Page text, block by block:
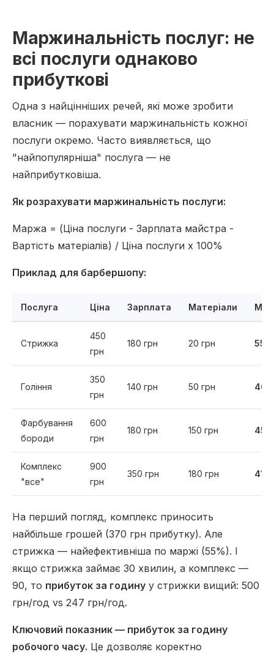
Маржинальність послуг: не
всі послуги однаково
прибуткові
Одна з найцінніших речей, які може зробити
власник — порахувати маржинальність кожної
послуги окремо. Часто виявляється, що
"найпопулярніша" послуга — не
найприбутковіша.
Як розрахувати маржинальність послуги:
Маржа = (Ціна послуги - Зарплата майстра -
Вартість матеріалів) / Ціна послуги x 100%
Приклад для барбершопу:
Послуга Ціна Зарплата Матеріали
Стрижка
450
грн
180 грн 20 грн 55%
Гоління
350
грн
140 грн 50 грн
Фарбування
бороди
600
грн
180 грн 150 грн 45%
Комплекс
"все"
900
грн
350 грн 180 грн 41%
На перший погляд, комплекс приносить
найбільше грошей (370 грн прибутку). Але
стрижка — найефективніша по маржі (55%). І
якщо стрижка займає 30 хвилин, а комплекс —
90, то прибуток за годину у стрижки вищий: 500
грн/год vs 247 грн/год.
Ключовий показник — прибуток за годину
робочого часу. Це дозволяє коректно